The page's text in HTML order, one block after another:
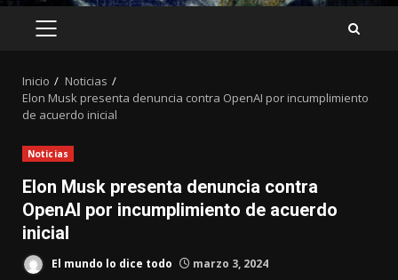
MENÚ
Inicio
Noticias
Elon Musk presenta denuncia contra OpenAI por incumplimiento
de acuerdo inicial
Noticias
Elon Musk presenta denuncia contra
OpenAI por incumplimiento de acuerdo
inicial
El mundo lo dice todo marzo 3, 2024